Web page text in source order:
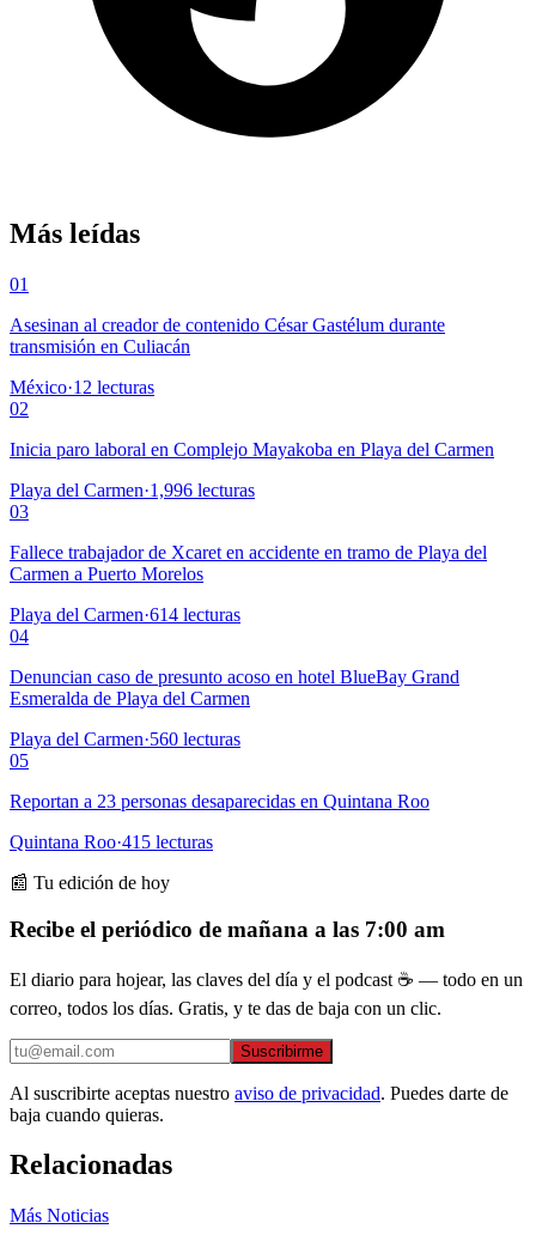
Más leídas
01
Asesinan al creador de contenido César Gastélum durante
transmisión en Culiacán
México·12 lecturas
02
Inicia paro laboral en Complejo Mayakoba en Playa del Carmen
Playa del Carmen·1,996 lecturas
03
Fallece trabajador de Xcaret en accidente en tramo de Playa del
Carmen a Puerto Morelos
Playa del Carmen·614 lecturas
04
Denuncian caso de presunto acoso en hotel BlueBay Grand
Esmeralda de Playa del Carmen
Playa del Carmen·560 lecturas
05
Reportan a 23 personas desaparecidas en Quintana Roo
Quintana Roo·415 lecturas
📰 Tu edición de hoy
Recibe el periódico de mañana a las 7:00 am
El diario para hojear, las claves del día y el podcast ☕ — todo en un
correo, todos los días. Gratis, y te das de baja con un clic.
Suscribirme
Al suscribirte aceptas nuestro aviso de privacidad. Puedes darte de
baja cuando quieras.
Relacionadas
Más Noticias